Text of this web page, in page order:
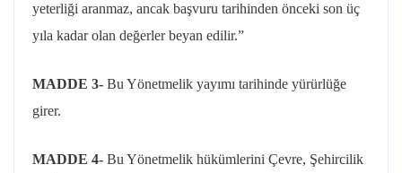
yeterliği aranmaz, ancak başvuru tarihinden önceki son üç
yıla kadar olan değerler beyan edilir.”
MADDE 3- Bu Yönetmelik yayımı tarihinde yürürlüğe
girer.
MADDE 4- Bu Yönetmelik hükümlerini Çevre, Şehircilik